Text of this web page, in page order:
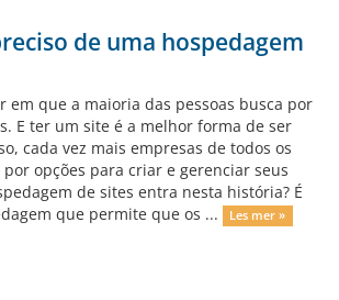
de uma hospedagem
em que a maioria das pessoas busca por
E ter um site é a melhor forma de ser
cada vez mais empresas de todos os
opções para criar e gerenciar seus
de sites entra nesta história? É
que permite que os ...
Les mer »